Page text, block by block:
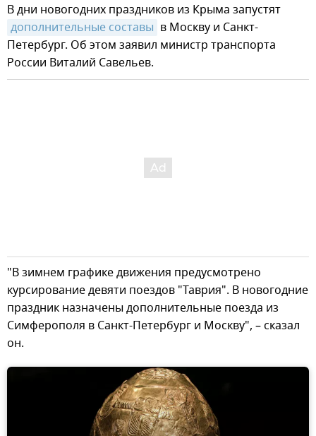
В дни новогодних праздников из Крыма запустят
дополнительные составы в Москву и Санкт-
Петербург. Об этом заявил министр транспорта
России Виталий Савельев.
"В зимнем графике движения предусмотрено
курсирование девяти поездов "Таврия". В новогодние
праздник назначены дополнительные поезда из
Симферополя в Санкт-Петербург и Москву", – сказал
он.